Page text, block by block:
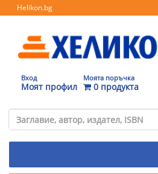
Helikon.bg
Вход
Моят профил
Моята поръчка
0 продукта